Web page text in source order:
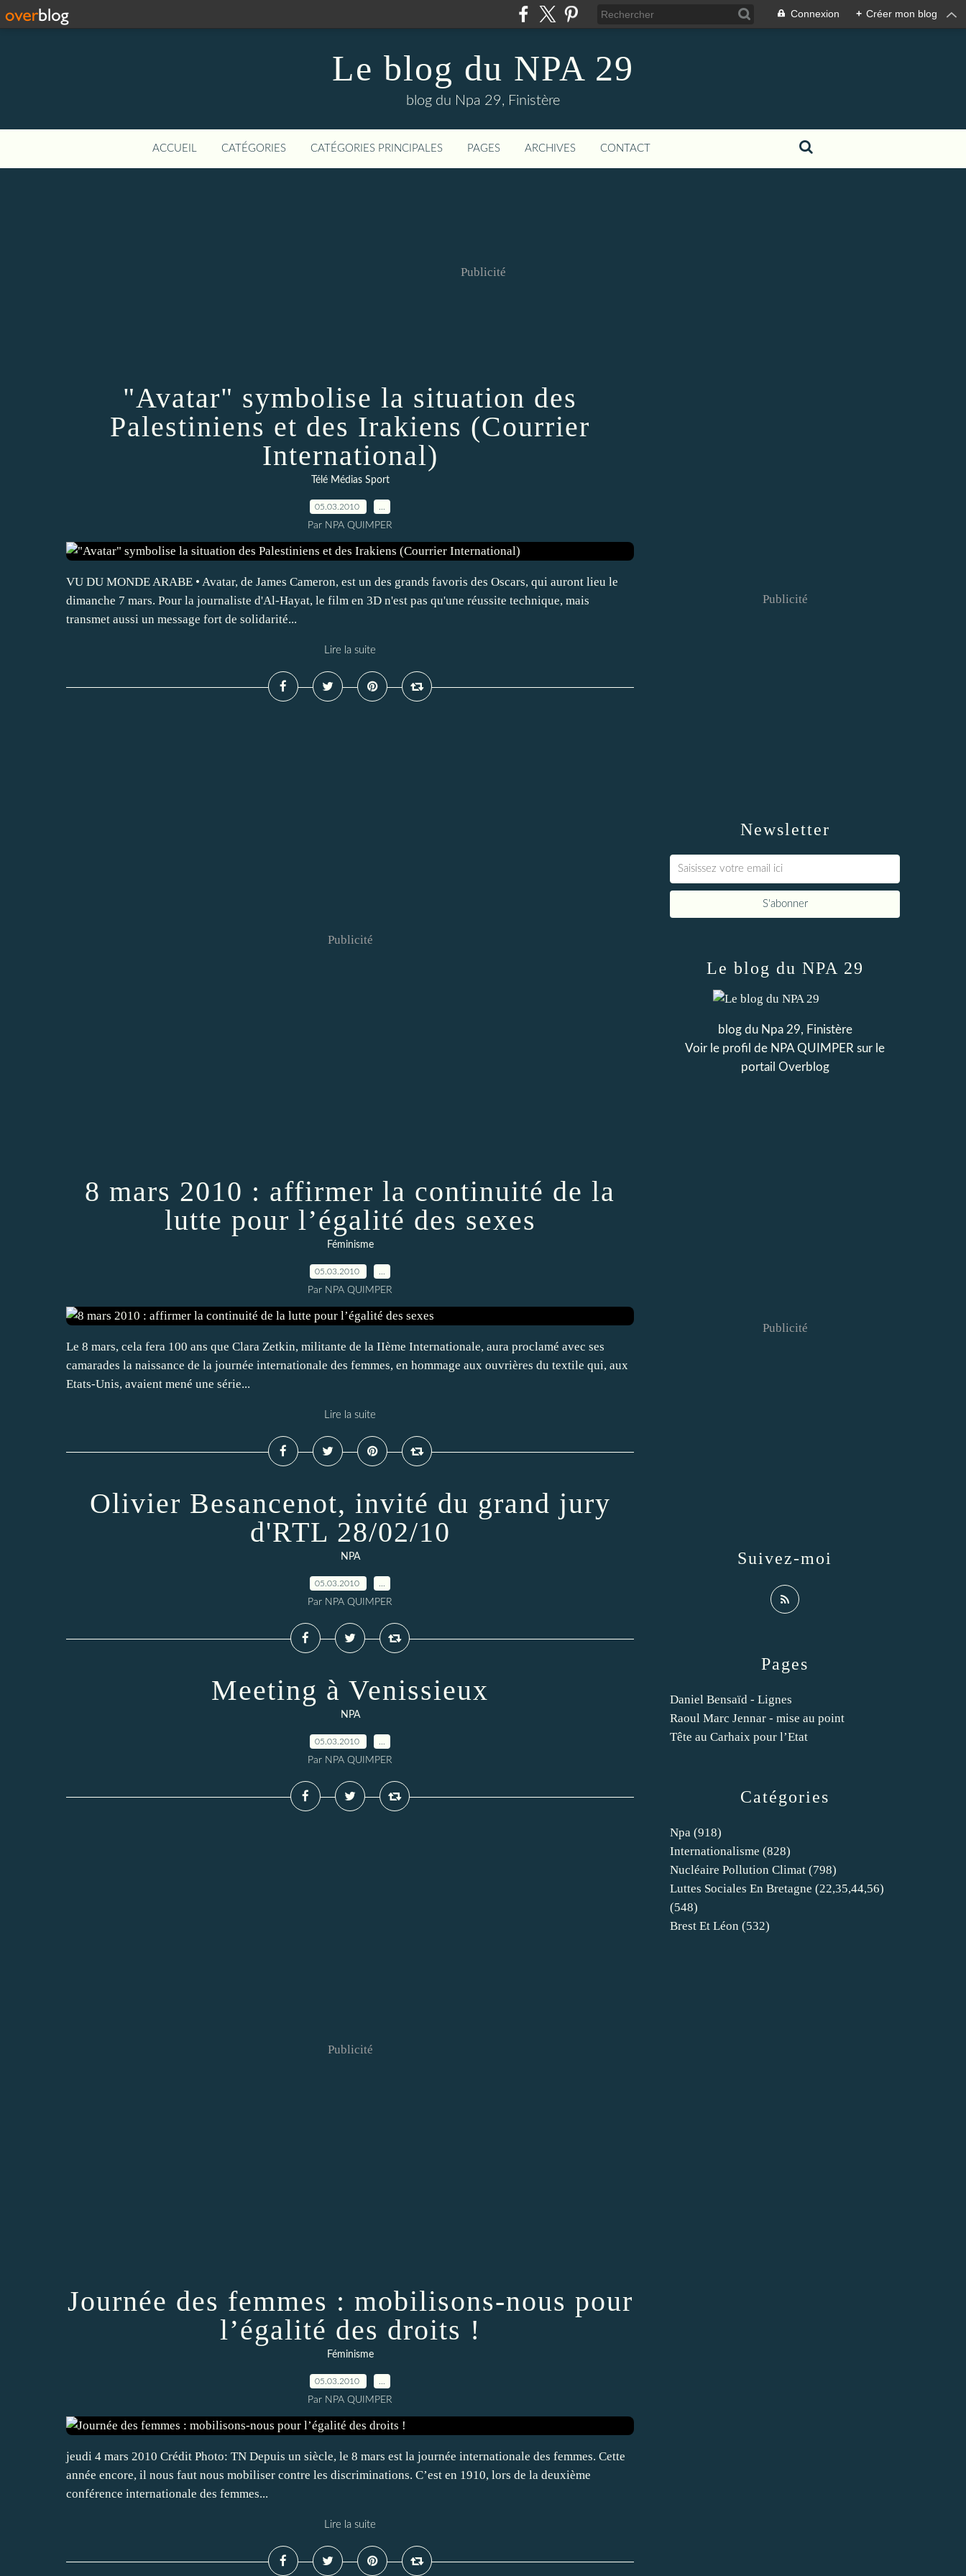
Connexion + Créer mon blog
Le blog du NPA 29
blog du Npa 29, Finistère
ACCUEIL CATÉGORIES CATÉGORIES PRINCIPALES PAGES ARCHIVES CONTACT
Publicité
"Avatar" symbolise la situation des
Palestiniens et des Irakiens (Courrier
International)
Télé Médias Sport
05.03.2010
Par NPA QUIMPER
VU DU MONDE ARABE • Avatar, de James Cameron, est un des grands favoris des Oscars, qui auront lieu le
dimanche 7 mars. Pour la journaliste d'Al-Hayat, le film en 3D n'est pas qu'une réussite technique, mais
transmet aussi un message fort de solidarité...
Lire la suite
Publicité
8 mars 2010 : affirmer la continuité de la
lutte pour l’égalité des sexes
Féminisme
05.03.2010
Par NPA QUIMPER
Le 8 mars, cela fera 100 ans que Clara Zetkin, militante de la IIème Internationale, aura proclamé avec ses
camarades la naissance de la journée internationale des femmes, en hommage aux ouvrières du textile qui, aux
Etats-Unis, avaient mené une série...
Lire la suite
Olivier Besancenot, invité du grand jury
d'RTL 28/02/10
NPA
05.03.2010
Par NPA QUIMPER
Meeting à Venissieux
NPA
05.03.2010
Par NPA QUIMPER
Publicité
Journée des femmes : mobilisons-nous pour
l’égalité des droits !
Féminisme
05.03.2010
Par NPA QUIMPER
jeudi 4 mars 2010 Crédit Photo: TN Depuis un siècle, le 8 mars est la journée internationale des femmes. Cette
année encore, il nous faut nous mobiliser contre les discriminations. C’est en 1910, lors de la deuxième
conférence internationale des femmes...
Lire la suite
Newsletter
Publicité
Catégories
Npa (918)
Internationalisme (828)
Nucléaire Pollution Climat (798)
Luttes Sociales En Bretagne (22,35,44,56)
(548)
Brest Et Léon (532)
Pages
Daniel Bensaïd - Lignes
Raoul Marc Jennar - mise au point
Tête au Carhaix pour l’Etat
Le blog du NPA 29
blog du Npa 29, Finistère
Voir le profil de NPA QUIMPER sur le
portail Overblog
Suivez-moi
Publicité